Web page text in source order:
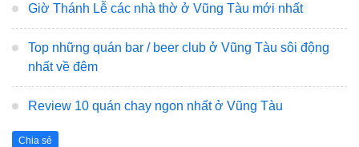
Giờ Thánh Lễ các nhà thờ ở Vũng Tàu mới nhất
Top những quán bar / beer club ở Vũng Tàu sôi động
nhất về đêm
Review 10 quán chay ngon nhất ở Vũng Tàu
Chia sẻ